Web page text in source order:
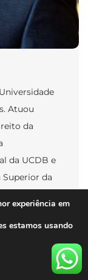
Atuou
da
da UCDB e
da
e […]
experiência em
estamos usando